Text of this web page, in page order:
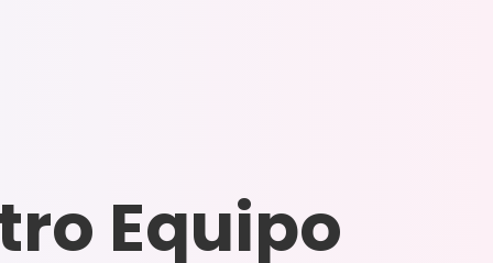
Equipo